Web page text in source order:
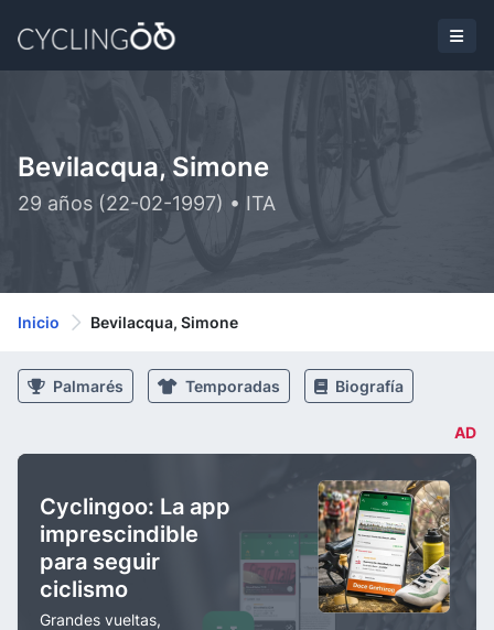
Bevilacqua, Simone
29 años (22-02-1997) • ITA
Inicio Bevilacqua, Simone
Palmarés Temporadas Biografía
AD
Cyclingoo: La app
imprescindible
para seguir
ciclismo
Grandes vueltas,